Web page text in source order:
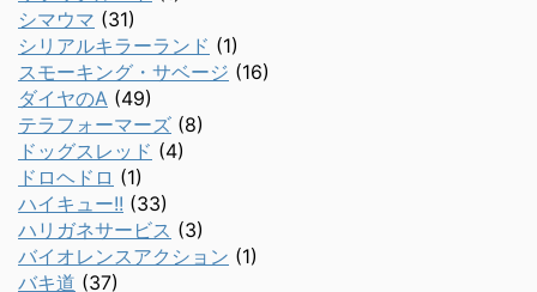
シマウマ (31)
シリアルキラーランド (1)
スモーキング・サベージ (16)
ダイヤのA (49)
テラフォーマーズ (8)
ドッグスレッド (4)
ドロヘドロ (1)
ハイキュー!! (33)
ハリガネサービス (3)
バイオレンスアクション (1)
バキ道 (37)